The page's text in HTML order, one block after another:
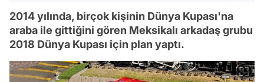
2014 yılında, birçok kişinin Dünya Kupası'na
araba ile gittiğini gören Meksikalı arkadaş grubu
2018 Dünya Kupası için plan yaptı.